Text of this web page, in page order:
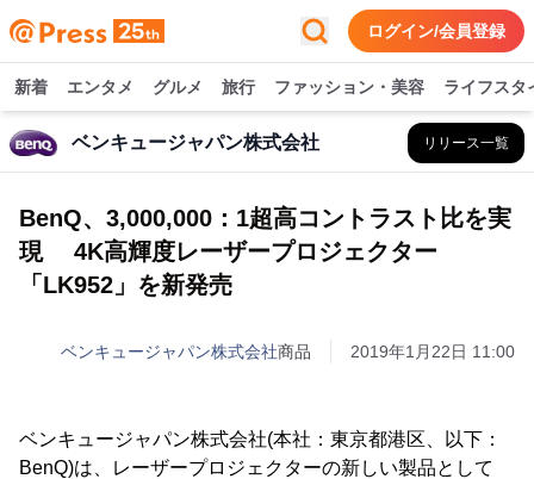
ログイン/会員登録
新着 エンタメ グルメ 旅行 ファッション・美容 ライフスタ
ベンキュージャパン株式会社 リリース一覧
BenQ、3,000,000：1超高コントラスト比を実
現 4K高輝度レーザープロジェクター
「LK952」を新発売
ベンキュージャパン株式会社商品 2019年1月22日 11:00
ベンキュージャパン株式会社(本社：東京都港区、以下：
BenQ)は、レーザープロジェクターの新しい製品として